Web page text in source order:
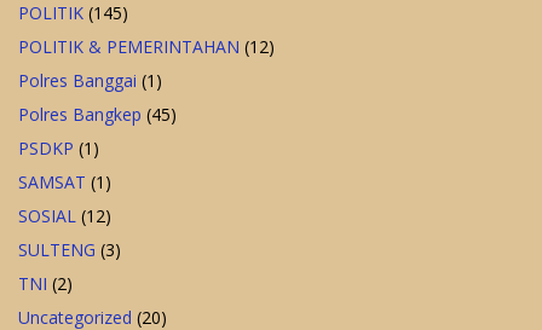
POLITIK (145)
POLITIK & PEMERINTAHAN (12)
Polres Banggai (1)
Polres Bangkep (45)
PSDKP (1)
SAMSAT (1)
SOSIAL (12)
SULTENG (3)
TNI (2)
Uncategorized (20)